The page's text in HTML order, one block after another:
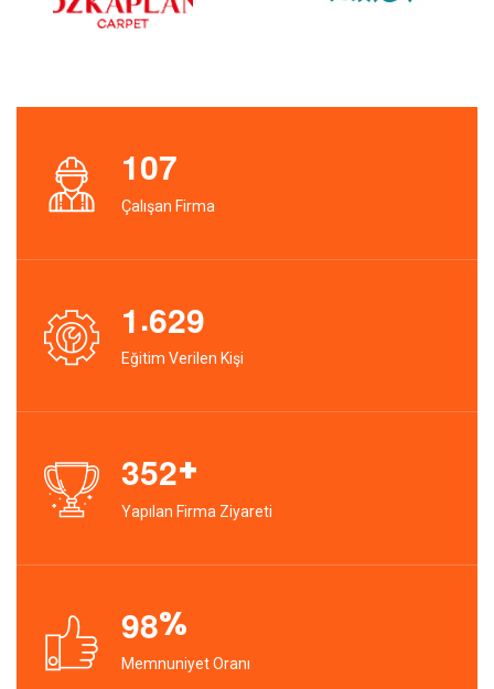
107
Çalışan Firma
1.629
Eğitim Verilen Kişi
352+
Yapılan Firma Ziyareti
98%
Memnuniyet Oranı